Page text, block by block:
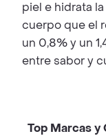
piel e hidrata
cuerpo que el
un 0,8% y un
entre sabor y
Top Marcas y